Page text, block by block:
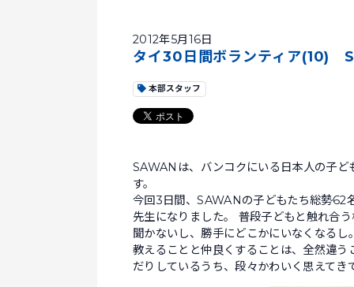
2012年5月16日
タイ30日間ボランティア(10)
本部スタッフ
SAWANは、バンコクにいる日本人の子ど
す。
今回3日間、SAWANの子どもたち総勢62
先生になりました。 普段子どもと触れ合
聞かないし、勝手にどこかにいなくなるし
教えることと仲良くすることは、全然違
だりしているうち、段々かわいく思えてき